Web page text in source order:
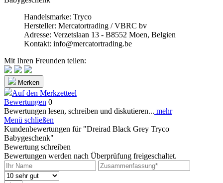
Handelsmarke: Tryco
Hersteller: Mercatortrading / VBRC bv
Adresse: Verzetslaan 13 - B8552 Moen, Belgien
Kontakt: info@mercatortrading.be
Mit Ihren Freunden teilen:
Merken
Auf den Merkzetteel
Bewertungen 0
Bewertungen lesen, schreiben und diskutieren... mehr
Menü schließen
Kundenbewertungen für "Dreirad Black Grey Tryco|
Babygeschenk"
Bewertung schreiben
Bewertungen werden nach Überprüfung freigeschaltet.